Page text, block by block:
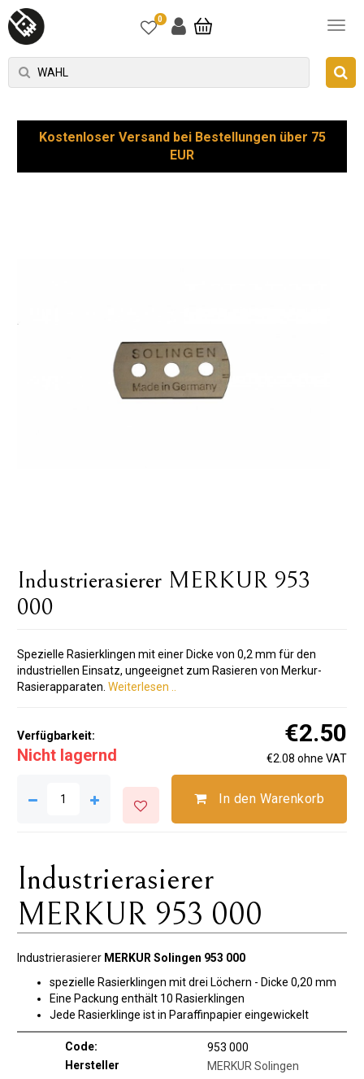
0
Kostenloser Versand bei Bestellungen über 75
EUR
Industrierasierer MERKUR 953
000
Spezielle Rasierklingen mit einer Dicke von 0,2 mm für den
industriellen Einsatz, ungeeignet zum Rasieren von Merkur-
Rasierapparaten. Weiterlesen ..
Verfügbarkeit:
Nicht lagernd
€2.50
€2.08 ohne VAT
In den Warenkorb
Industrierasierer
MERKUR 953 000
Industrierasierer MERKUR Solingen 953 000
spezielle Rasierklingen mit drei Löchern - Dicke 0,20 mm
Eine Packung enthält 10 Rasierklingen
Jede Rasierklinge ist in Paraffinpapier eingewickelt
Code:
953 000
Hersteller
MERKUR Solingen